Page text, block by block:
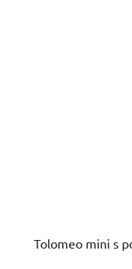
Tolomeo mini s